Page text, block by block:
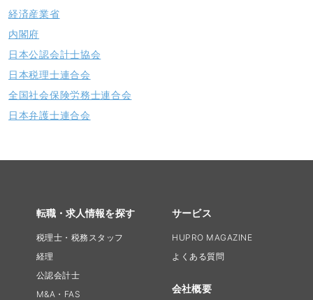
経済産業省
内閣府
日本公認会計士協会
日本税理士連合会
全国社会保険労務士連合会
日本弁護士連合会
転職・求人情報を探す
税理士・税務スタッフ
経理
公認会計士
M&A・FAS
サービス
HUPRO MAGAZINE
よくある質問
会社概要